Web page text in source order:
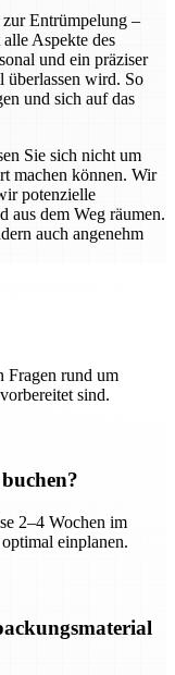
Entrümpelung –
Aspekte des
und ein präziser
überlassen wird. So
und sich auf das
Sie sich nicht um
machen können. Wir
potenzielle
aus dem Weg räumen.
auch angenehm
Fragen rund um
sind.
2–4 Wochen im
einplanen.